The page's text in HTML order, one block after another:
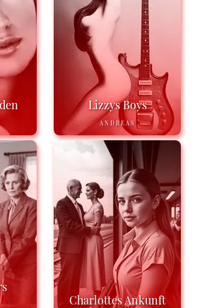
Lizzys Boys
ANDREAS
Charlottes Ankunft